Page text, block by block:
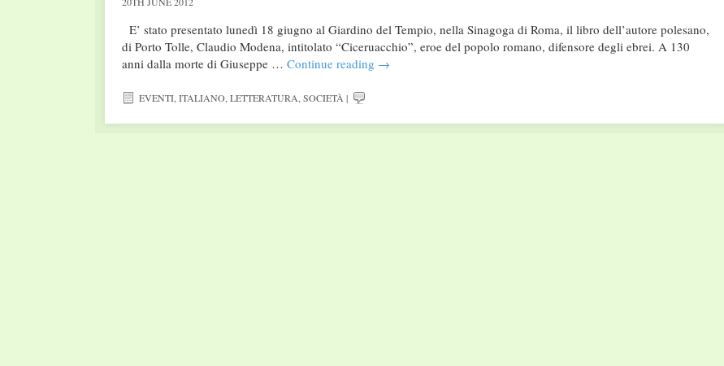
E’ stato presentato lunedì 18 giugno al Giardino del Tempio, nella Sinagoga di Roma, il libro dell’autore polesano,
di Porto Tolle, Claudio Modena, intitolato “Ciceruacchio”, eroe del popolo romano, difensore degli ebrei. A 130
anni dalla morte di Giuseppe … Continue reading →
EVENTI,ITALIANO,LETTERATURA,SOCIETÀ |